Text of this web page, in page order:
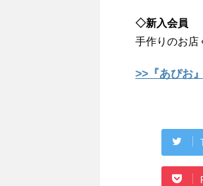
◇新入会員
手作りのお店
>>『あぴお